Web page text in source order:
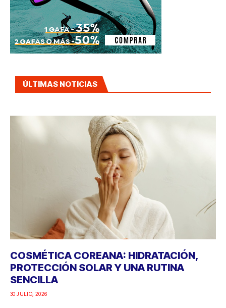
ÚLTIMAS NOTICIAS
COSMÉTICA COREANA: HIDRATACIÓN,
PROTECCIÓN SOLAR Y UNA RUTINA
SENCILLA
30 JULIO, 2026